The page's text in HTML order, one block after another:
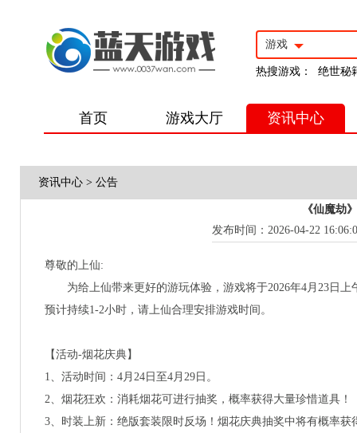
游戏
热搜游戏： 绝世秘
首页 游戏大厅 资讯中心
资讯中心 > 公告
《仙魔劫
发布时间：2026-04-22
尊敬的上仙:
为给上仙带来更好的游玩体验，游戏将于2026年4月23日
预计持续1-2小时，请上仙合理安排游戏时间。
【活动-烟花庆典】
1、活动时间：4月24日至4月29日。
2、烟花狂欢：消耗烟花可进行抽奖，概率获得大量珍惜道具！
3、时装上新：绝版套装限时反场！烟花庆典抽奖中将有概率